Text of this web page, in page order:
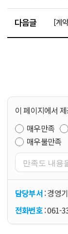
다음글
이 페이지에서
매우만족
매우불만족
담당부서: 경영
전화번호: 061-